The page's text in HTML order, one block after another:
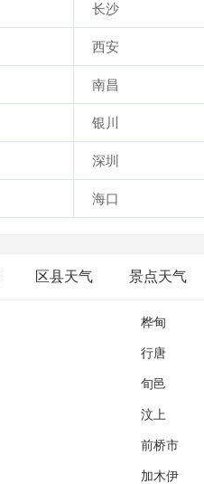
长沙
西安
南昌
银川
深圳
海口
区县天气 景点天气
桦甸
行唐
旬邑
汶上
前桥市
加木伊